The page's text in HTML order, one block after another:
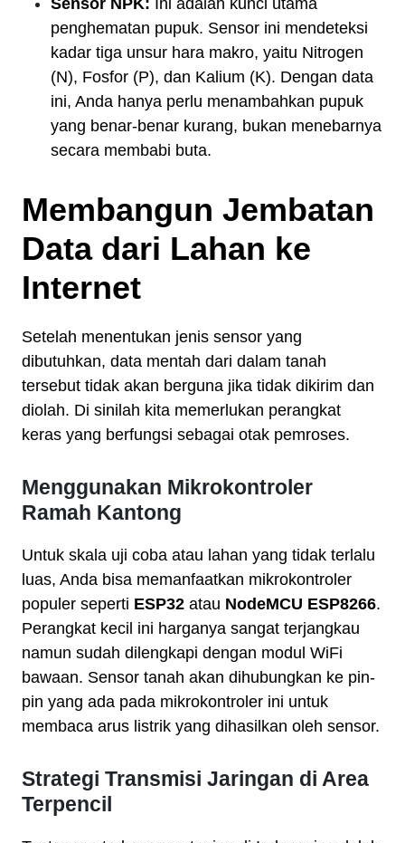
penghematan pupuk. Sensor ini mendeteksi
kadar tiga unsur hara makro, yaitu Nitrogen
(N), Fosfor (P), dan Kalium (K). Dengan data
ini, Anda hanya perlu menambahkan pupuk
yang benar-benar kurang, bukan menebarnya
secara membabi buta.
Membangun Jembatan
Data dari Lahan ke
Internet
Setelah menentukan jenis sensor yang
dibutuhkan, data mentah dari dalam tanah
tersebut tidak akan berguna jika tidak dikirim dan
diolah. Di sinilah kita memerlukan perangkat
keras yang berfungsi sebagai otak pemroses.
Menggunakan Mikrokontroler
Ramah Kantong
Untuk skala uji coba atau lahan yang tidak terlalu
luas, Anda bisa memanfaatkan mikrokontroler
populer seperti ESP32 atau NodeMCU ESP8266.
Perangkat kecil ini harganya sangat terjangkau
namun sudah dilengkapi dengan modul WiFi
bawaan. Sensor tanah akan dihubungkan ke pin-
pin yang ada pada mikrokontroler ini untuk
membaca arus listrik yang dihasilkan oleh sensor.
Strategi Transmisi Jaringan di Area
Terpencil